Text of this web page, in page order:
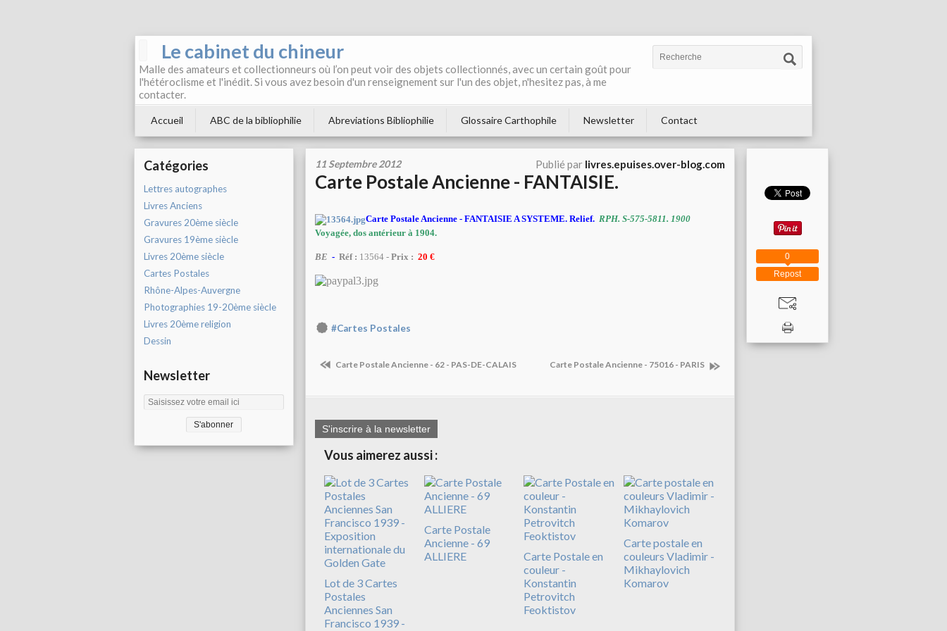
Le cabinet du chineur
Malle des amateurs et collectionneurs où l’on peut voir des objets collectionnés, avec un certain goût pour
l'hétéroclisme et l'inédit. Si vous avez besoin d'un renseignement sur l'un des objet, n'hesitez pas, à me
contacter.
Accueil ABC de la bibliophilie Abreviations Bibliophilie Glossaire Carthophile Newsletter Contact
Catégories
Lettres autographes
Livres Anciens
Gravures 20ème siècle
Gravures 19ème siècle
Livres 20ème siècle
Cartes Postales
Rhône-Alpes-Auvergne
Photographies 19-20ème siècle
Livres 20ème religion
Dessin
Newsletter
11 Septembre 2012 Publié par livres.epuises.over-blog.com
Carte Postale Ancienne - FANTAISIE.
Carte Postale Ancienne - FANTAISIE A SYSTEME. Relief. RPH. S-575-5811. 1900
Voyagée, dos antérieur à 1904.
BE - Réf : 13564 - Prix : 20 €
#Cartes Postales
Carte Postale Ancienne - 62 - PAS-DE-CALAIS Carte Postale Ancienne - 75016 - PARIS
S'inscrire à la newsletter
Vous aimerez aussi :
Lot de 3 Cartes
Postales
Anciennes San
Francisco 1939 -
Carte Postale
Ancienne - 69
ALLIERE
Carte Postale en
couleur -
Konstantin
Petrovitch
Feoktistov
Carte postale en
couleurs Vladimir -
Mikhaylovich
Komarov
Repost
0